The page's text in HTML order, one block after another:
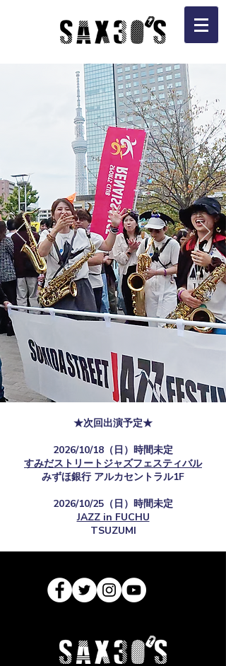
★次回出演予定★
2026/10/18（日）時間未定
すみだストリートジャズフェスティバル
​みずほ銀行 アルカセントラル1F
2026/10/25（日）時間未定
JAZZ in FUCHU
TSUZUMI